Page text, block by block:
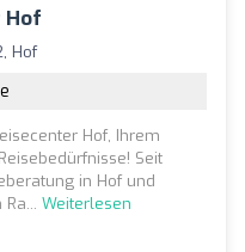
Hof
Hof
Hof, Ihrem
Seit
in Hof und
Weiterlesen